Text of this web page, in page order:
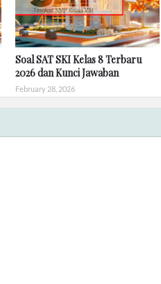
Soal SAT SKI Kelas 8 Terbaru
2026 dan Kunci Jawaban
February 28, 2026